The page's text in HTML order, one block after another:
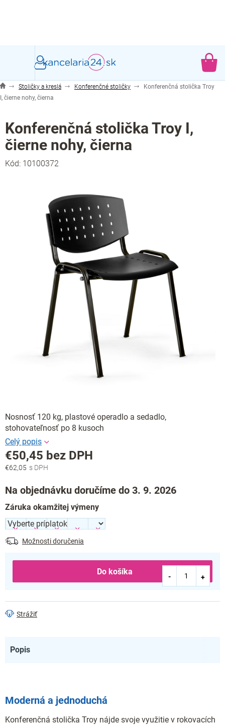
Stoličky a kreslá Konferenčné stoličky
Konferenčná stolička Troy
I, čierne nohy, čierna
Konferenčná stolička Troy I,
čierne nohy, čierna
Kód: 10100372
Nosnosť 120 kg, plastové operadlo a sedadlo,
stohovateľnosť po 8 kusoch
€62,05
€50,45 bez DPH
Jednotková
Na objednávku doručíme do 3. 9. 2026
Záruka okamžitej výmeny
Možnosti doručenia
Do košíka
Strážiť
Popis
Moderná a jednoduchá
Konferenčná stolička Troy nájde svoje využitie v rokovacích